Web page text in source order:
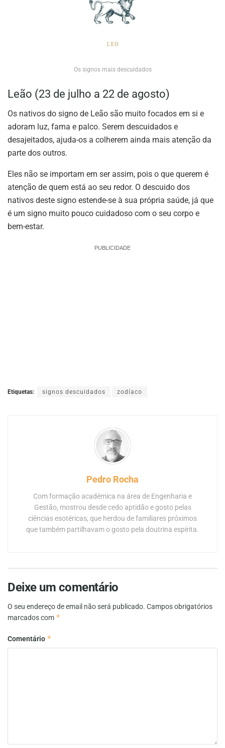
Os signos mais descuidados
Leão (23 de julho a 22 de agosto)
Os nativos do signo de Leão são muito focados em si e
adoram luz, fama e palco. Serem descuidados e
desajeitados, ajuda-os a colherem ainda mais atenção da
parte dos outros.
Eles não se importam em ser assim, pois o que querem é
atenção de quem está ao seu redor. O descuido dos
nativos deste signo estende-se à sua própria saúde, já que
é um signo muito pouco cuidadoso com o seu corpo e
bem-estar.
PUBLICIDADE
Etiquetas: signos descuidados zodíaco
Pedro Rocha
Com formação académica na área de Engenharia e
Gestão, mostrou desde cedo aptidão e gosto pelas
ciências esotéricas, que herdou de familiares próximos
que também partilhavam o gosto pela doutrina espírita.
Deixe um comentário
O seu endereço de email não será publicado. Campos obrigatórios
marcados com *
Comentário *